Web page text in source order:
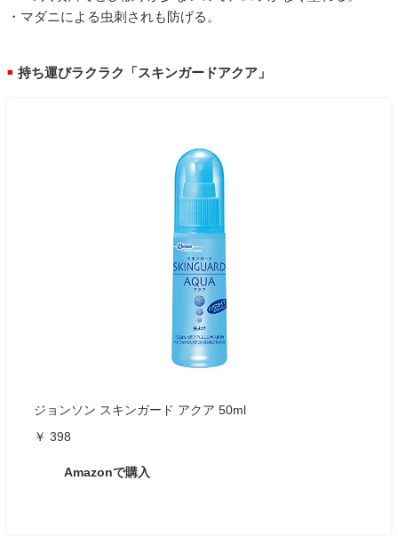
・マダニによる虫刺されも防げる。
■ 持ち運びラクラク「スキンガードアクア」
ジョンソン スキンガード アクア 50ml
￥ 398
Amazonで購入